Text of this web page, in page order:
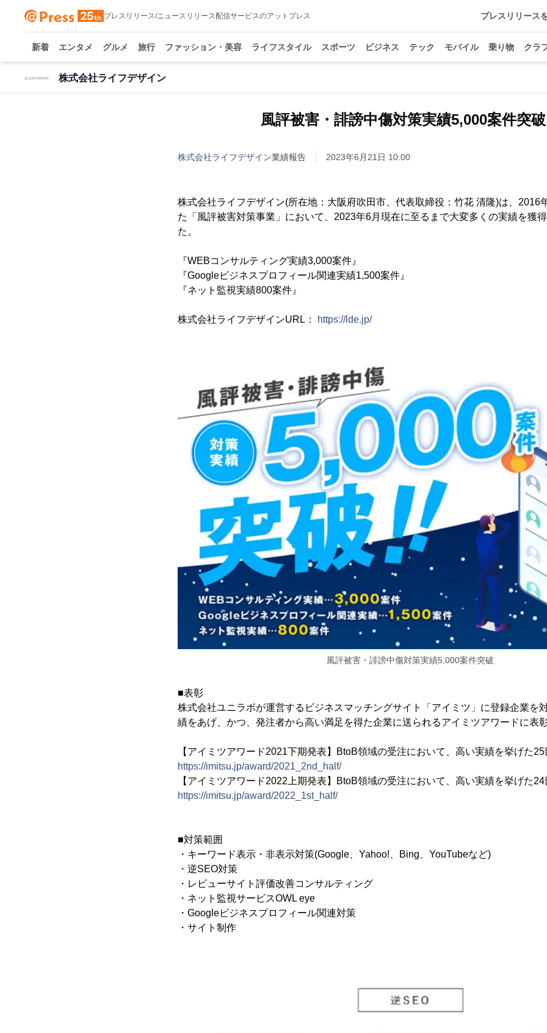
プレスリリース/ニュースリリース配信サービスのアットプレス プレスリリース
新着 エンタメ グルメ 旅行 ファッション・美容 ライフスタイル スポーツ ビジネス テック モバイル 乗り物 クラ
株式会社ライフデザイン
風評被害・誹謗中傷対策実績5,000案件突破
株式会社ライフデザイン業績報告 2023年6月21日 10:00
株式会社ライフデザイン(所在地：大阪府吹田市、代表取締役：竹花 清隆)は、2016
た「風評被害対策事業」において、2023年6月現在に至るまで大変多くの実績を獲
た。
『WEBコンサルティング実績3,000案件』
『Googleビジネスプロフィール関連実績1,500案件』
『ネット監視実績800案件』
株式会社ライフデザインURL： https://lde.jp/
風評被害・誹謗中傷対策実績5,000案件突破
■表彰
株式会社ユニラボが運営するビジネスマッチングサイト「アイミツ」に登録企業を
績をあげ、かつ、発注者から高い満足を得た企業に送られるアイミツアワードに表
【アイミツアワード2021下期発表】BtoB領域の受注において、高い実績を挙げた
https://imitsu.jp/award/2021_2nd_half/
【アイミツアワード2022上期発表】BtoB領域の受注において、高い実績を挙げた
https://imitsu.jp/award/2022_1st_half/
■対策範囲
・キーワード表示・非表示対策(Google、Yahoo!、Bing、YouTubeなど)
・逆SEO対策
・レビューサイト評価改善コンサルティング
・ネット監視サービスOWL eye
・Googleビジネスプロフィール関連対策
・サイト制作